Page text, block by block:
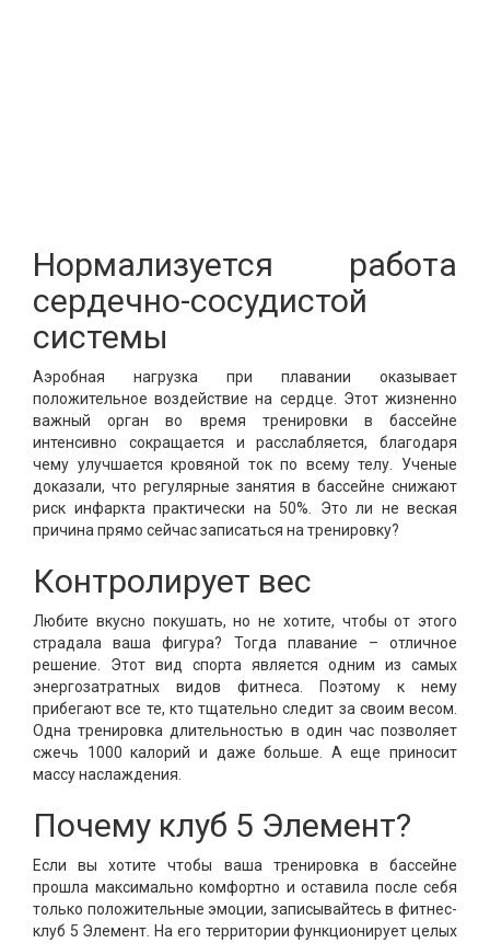
Нормализуется работа
сердечно-сосудистой
системы
Аэробная нагрузка при плавании оказывает
положительное воздействие на сердце. Этот жизненно
важный орган во время тренировки в бассейне
интенсивно сокращается и расслабляется, благодаря
чему улучшается кровяной ток по всему телу. Ученые
доказали, что регулярные занятия в бассейне снижают
риск инфаркта практически на 50%. Это ли не веская
причина прямо сейчас записаться на тренировку?
Контролирует вес
Любите вкусно покушать, но не хотите, чтобы от этого
страдала ваша фигура? Тогда плавание – отличное
решение. Этот вид спорта является одним из самых
энергозатратных видов фитнеса. Поэтому к нему
прибегают все те, кто тщательно следит за своим весом.
Одна тренировка длительностью в один час позволяет
сжечь 1000 калорий и даже больше. А еще приносит
массу наслаждения.
Почему клуб 5 Элемент?
Если вы хотите чтобы ваша тренировка в бассейне
прошла максимально комфортно и оставила после себя
только положительные эмоции, записывайтесь в фитнес-
клуб 5 Элемент. На его территории функционирует целых